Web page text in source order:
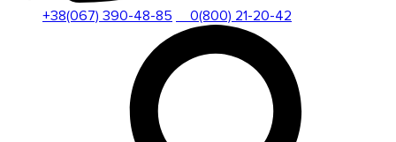
+38(067) 390-48-85 0(800) 21-20-42